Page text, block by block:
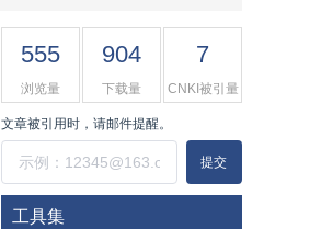
555
浏览量
904
下载量
7
CNKI被引量
文章被引用时，请邮件提醒。
提交
工具集